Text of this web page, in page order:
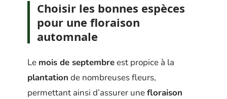
Choisir les bonnes espèces
pour une floraison
automnale
Le mois de septembreest propice à la
plantation de nombreuses fleurs,
permettant ainsi d’assurer unefloraison